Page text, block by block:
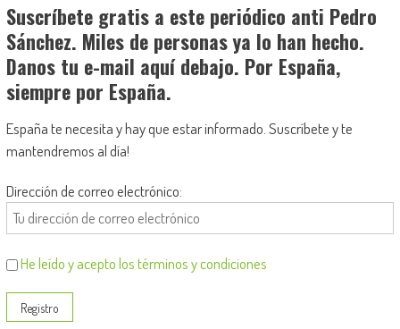
Suscríbete gratis a este periódico anti Pedro
Sánchez. Miles de personas ya lo han hecho.
Danos tu e-mail aquí debajo. Por España,
siempre por España.
España te necesita y hay que estar informado. Suscríbete y te
mantendremos al día!
Dirección de correo electrónico:
He leído y acepto los términos y condiciones